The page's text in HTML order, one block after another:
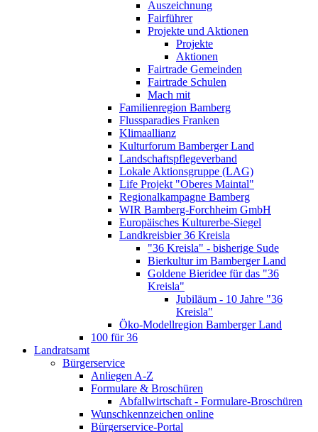
Auszeichnung
Fairführer
Projekte und Aktionen
Projekte
Aktionen
Fairtrade Gemeinden
Fairtrade Schulen
Mach mit
Familienregion Bamberg
Flussparadies Franken
Klimaallianz
Kulturforum Bamberger Land
Landschaftspflegeverband
Lokale Aktionsgruppe (LAG)
Life Projekt "Oberes Maintal"
Regionalkampagne Bamberg
WIR Bamberg-Forchheim GmbH
Europäisches Kulturerbe-Siegel
Landkreisbier 36 Kreisla
"36 Kreisla" - bisherige Sude
Bierkultur im Bamberger Land
Goldene Bieridee für das "36
Kreisla"
Jubiläum - 10 Jahre "36
Kreisla"
Öko-Modellregion Bamberger Land
100 für 36
Landratsamt
Bürgerservice
Anliegen A-Z
Formulare & Broschüren
Abfallwirtschaft - Formulare-Broschüren
Wunschkennzeichen online
Bürgerservice-Portal